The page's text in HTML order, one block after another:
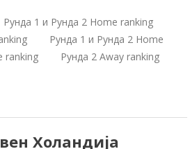
1 и Рунда 2 Home ranking
Рунда 1 и Рунда 2 Home
ranking Рунда 2 Away ranking
Холандија